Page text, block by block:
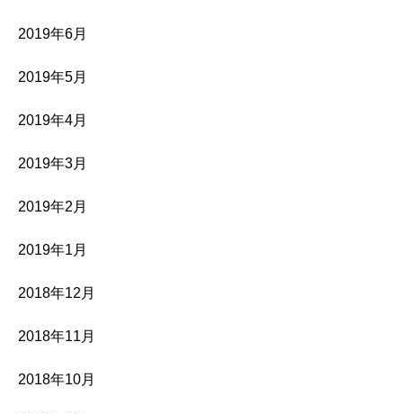
2019年6月
2019年5月
2019年4月
2019年3月
2019年2月
2019年1月
2018年12月
2018年11月
2018年10月